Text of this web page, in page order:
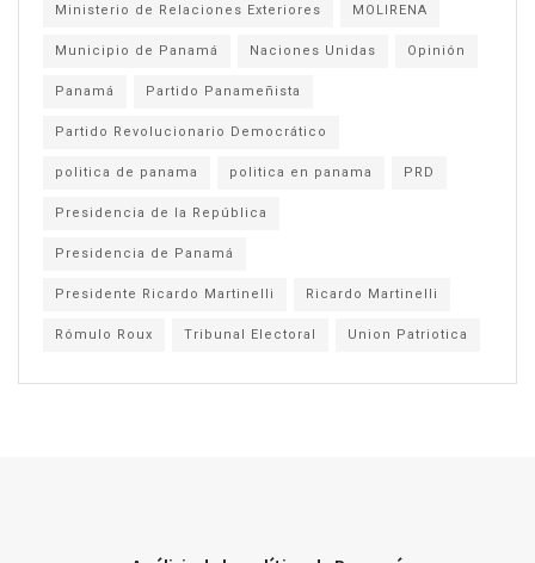
Ministerio de Relaciones Exteriores MOLIRENA
Municipio de Panamá Naciones Unidas Opinión
Panamá Partido Panameñista
Partido Revolucionario Democrático
politica de panama politica en panama PRD
Presidencia de la República
Presidencia de Panamá
Presidente Ricardo Martinelli Ricardo Martinelli
Rómulo Roux Tribunal Electoral Union Patriotica